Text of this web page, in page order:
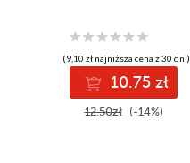
(9,10 zł najniższa cena z 30 dni)
10.75 zł
12.50zł (-14%)